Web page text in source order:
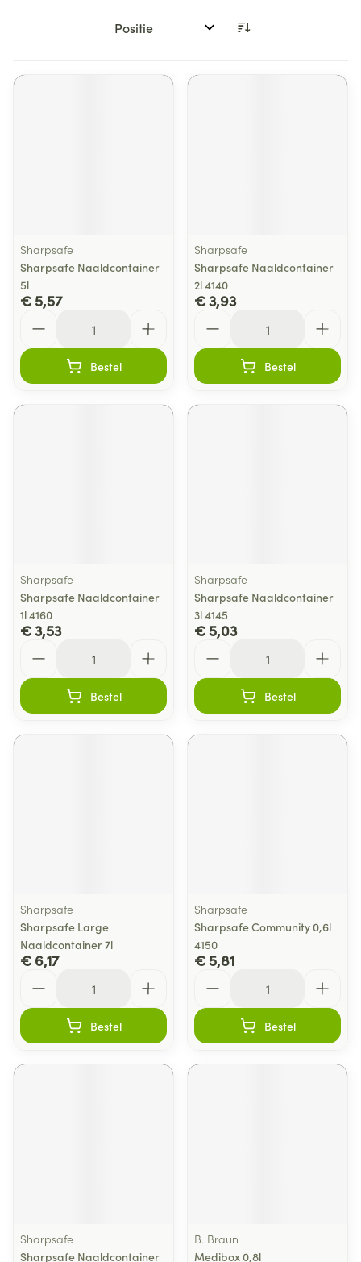
Sorteer op:
Sharpsafe
Sharpsafe Naaldcontainer
5l
€ 5,57
Bestel
Sharpsafe
Sharpsafe Naaldcontainer
2l 4140
€ 3,93
Bestel
Sharpsafe
Sharpsafe Naaldcontainer
1l 4160
€ 3,53
Bestel
Sharpsafe
Sharpsafe Naaldcontainer
3l 4145
€ 5,03
Bestel
Sharpsafe
Sharpsafe Large
Naaldcontainer 7l
€ 6,17
Bestel
Sharpsafe
Sharpsafe Community 0,6l
4150
€ 5,81
Bestel
Sharpsafe
Sharpsafe Naaldcontainer
B. Braun
Medibox 0,8l